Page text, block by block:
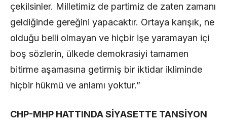
çekilsinler. Milletimiz de partimiz de zaten zamanı
geldiğinde gereğini yapacaktır. Ortaya karışık, ne
olduğu belli olmayan ve hiçbir işe yaramayan içi
boş sözlerin, ülkede demokrasiyi tamamen
bitirme aşamasına getirmiş bir iktidar ikliminde
hiçbir hükmü ve anlamı yoktur.”
CHP-MHP HATTINDA SİYASETTE TANSİYON